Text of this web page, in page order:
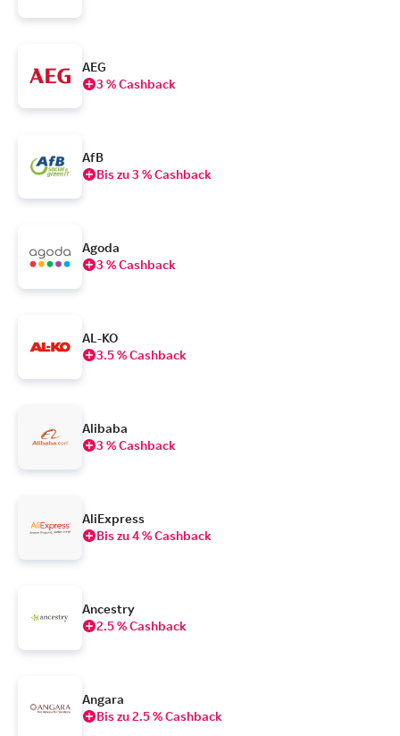
AEG
3 % Cashback
AfB
Bis zu 3 % Cashback
Agoda
3 % Cashback
AL-KO
3.5 % Cashback
Alibaba
3 % Cashback
AliExpress
Bis zu 4 % Cashback
Ancestry
2.5 % Cashback
Angara
Bis zu 2.5 % Cashback